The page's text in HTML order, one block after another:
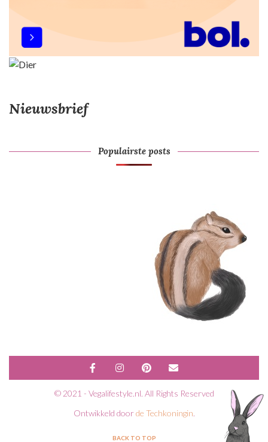
Nieuwsbrief
Populairste posts
© 2021 - Vegalifestyle.nl. All Rights Reserved
Ontwikkeld door de Techkoningin.
BACK TO TOP